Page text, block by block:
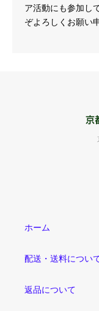
ア活動にも参加し
ぞよろしくお願い
ホーム
配送・送料につい
返品について